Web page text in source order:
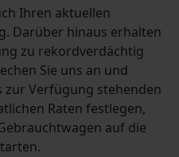
Ihren aktuellen
Darüber hinaus erhalten
zu rekordverdächtig
Sie uns an und
zur Verfügung stehenden
Raten festlegen,
auf die